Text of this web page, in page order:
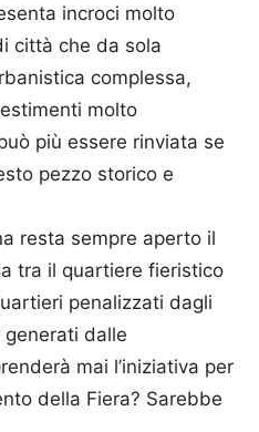
incroci molto
città che da sola
complessa,
molto
più essere rinviata se
pezzo storico e
resta sempre aperto il
tra il quartiere fieristico
penalizzati dagli
dalle
mai l’iniziativa per
della Fiera? Sarebbe